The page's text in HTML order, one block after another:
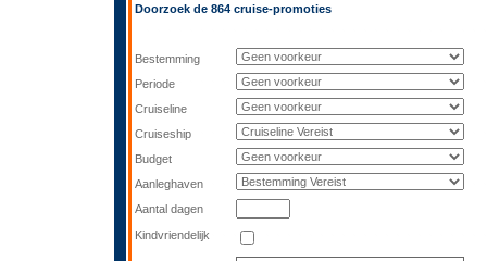
Doorzoek de 864 cruise-promoties
Bestemming
Periode
Cruiseline
Cruiseship
Budget
Aanleghaven
Aantal dagen
Kindvriendelijk